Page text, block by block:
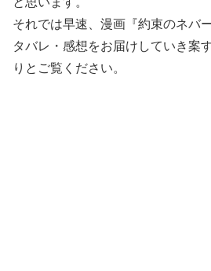
それでは早速、漫画『約束のネバ
タバレ・感想をお届けしていき案
りとご覧ください。